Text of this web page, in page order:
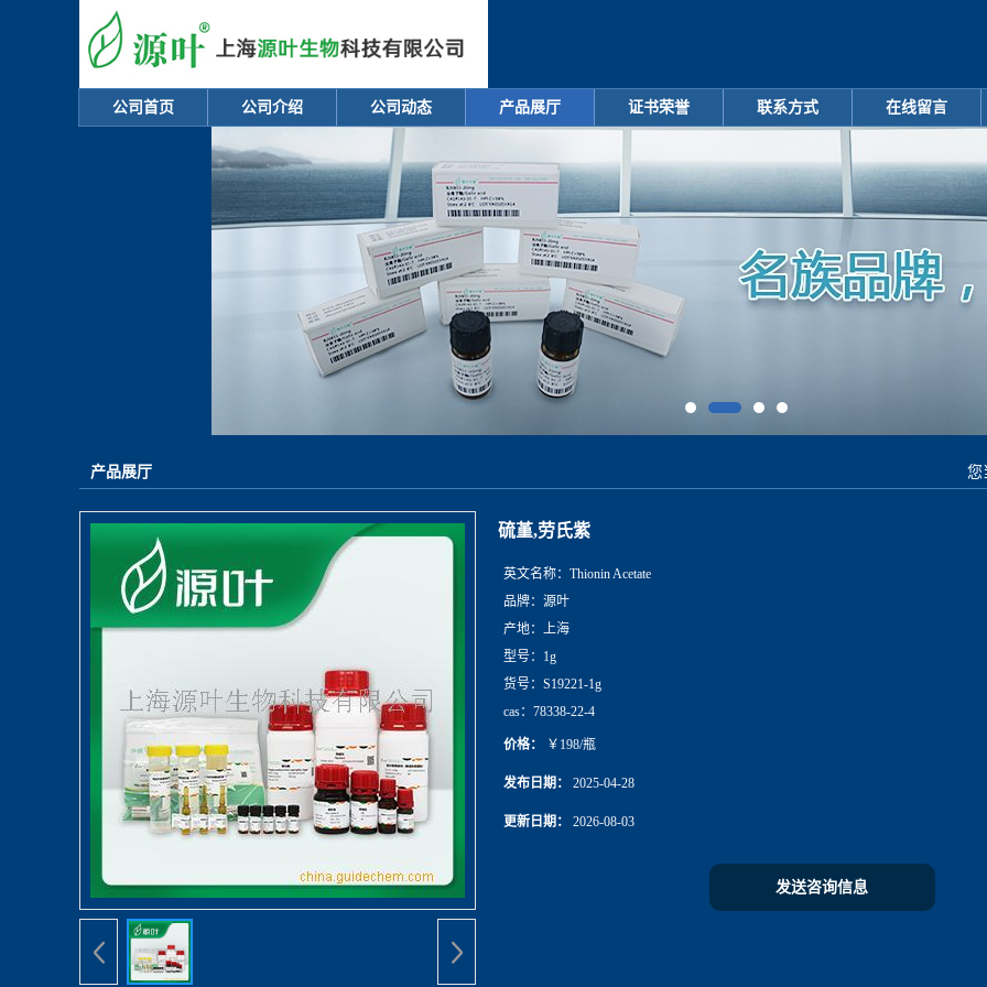
公司首页 公司介绍 公司动态 产品展厅 证书荣誉 联系方式 在线留言
产品展厅 您
硫堇,劳氏紫
英文名称： Thionin Acetate
品牌： 源叶
产地： 上海
型号： 1g
货号： S19221-1g
cas： 78338-22-4
价格： ￥198/瓶
发布日期： 2025-04-28
更新日期： 2026-08-03
发送咨询信息